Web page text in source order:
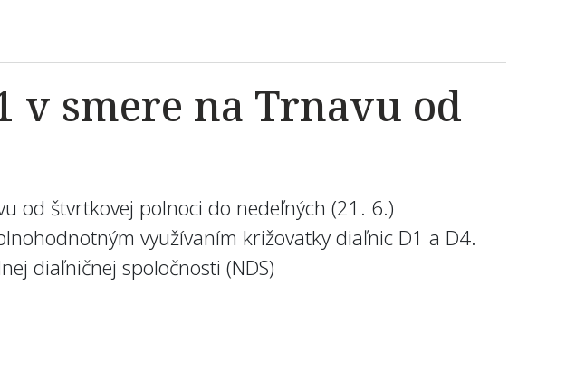
v smere na Trnavu od
od štvrtkovej polnoci do nedeľných (21. 6.)
využívaním križovatky diaľnic D1 a D4.
diaľničnej spoločnosti (NDS)